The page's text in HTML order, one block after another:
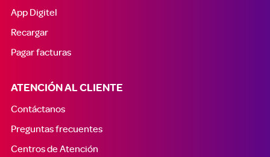
App Digitel
Recargar
Pagar facturas
ATENCIÓN AL CLIENTE
Contáctanos
Preguntas frecuentes
Centros de Atención